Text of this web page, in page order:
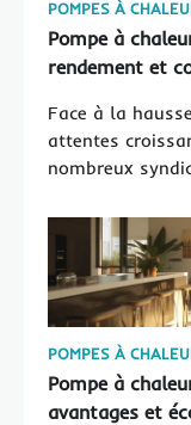
POMPES À
Pompe à
rendement et
Face à la
attentes
nombreux
POMPES À
Pompe à
avantages et